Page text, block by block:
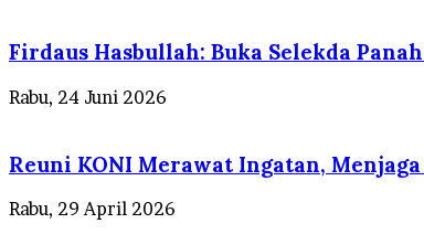
Firdaus Hasbullah: Buka Selekda
Rabu, 24 Juni 2026
Reuni KONI Merawat Ingatan,
Rabu, 29 April 2026